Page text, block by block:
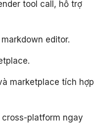
tool call, hỗ trợ
editor.
marketplace tích hợp
platform ngay